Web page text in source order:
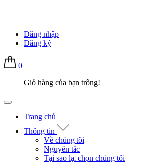
Đăng nhập
Đăng ký
0
Giỏ hàng của bạn trống!
Trang chủ
Thông tin
Về chúng tôi
Nguyên tắc
Tại sao lại chọn chúng tôi